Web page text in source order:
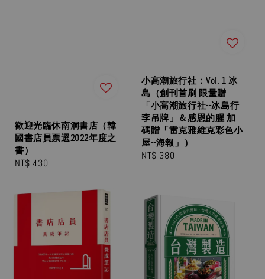
歡迎光臨休南洞書店（韓
國書店員票選2022年度之
書）
Regular
NT$ 430
小高潮旅行社：Vol. 1 冰
島（創刊首刷 限量贈
「小高潮旅行社--冰島行
李吊牌」＆感恩的腥 加
碼贈「雷克雅維克彩色小
屋--海報」）
Regular
NT$ 380